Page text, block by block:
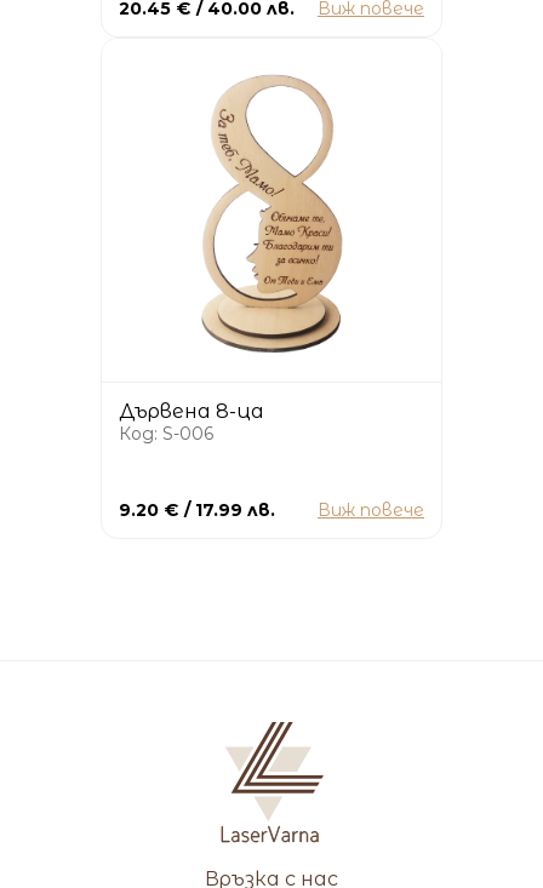
20.45 € / 40.00 лв. Виж повече
Дървена 8-ца
Код: S-006
9.20 € / 17.99 лв. Виж повече
Връзка с нас